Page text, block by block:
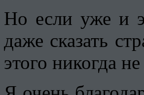
Но если уже и
даже сказать
этого никогда